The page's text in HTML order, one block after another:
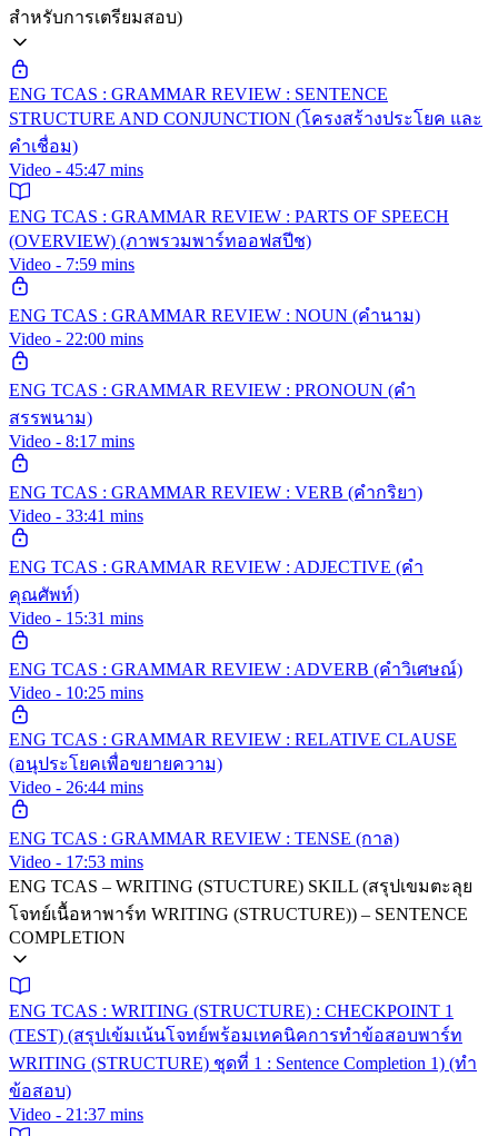
สำหรับการเตรียมสอบ)
ENG TCAS : GRAMMAR REVIEW : SENTENCE
STRUCTURE AND CONJUNCTION (โครงสร้างประโยค และ
คำเชื่อม)
Video - 45:47 mins
ENG TCAS : GRAMMAR REVIEW : PARTS OF SPEECH
(OVERVIEW) (ภาพรวมพาร์ทออฟสปีช)
Video - 7:59 mins
ENG TCAS : GRAMMAR REVIEW : NOUN (คำนาม)
Video - 22:00 mins
ENG TCAS : GRAMMAR REVIEW : PRONOUN (คำ
สรรพนาม)
Video - 8:17 mins
ENG TCAS : GRAMMAR REVIEW : VERB (คำกริยา)
Video - 33:41 mins
ENG TCAS : GRAMMAR REVIEW : ADJECTIVE (คำ
คุณศัพท์)
Video - 15:31 mins
ENG TCAS : GRAMMAR REVIEW : ADVERB (คำวิเศษณ์)
Video - 10:25 mins
ENG TCAS : GRAMMAR REVIEW : RELATIVE CLAUSE
(อนุประโยคเพื่อขยายความ)
Video - 26:44 mins
ENG TCAS : GRAMMAR REVIEW : TENSE (กาล)
Video - 17:53 mins
ENG TCAS – WRITING (STUCTURE) SKILL (สรุปเขมตะลุย
โจทย์เนื้อหาพาร์ท WRITING (STRUCTURE)) – SENTENCE
COMPLETION
ENG TCAS : WRITING (STRUCTURE) : CHECKPOINT 1
(TEST) (สรุปเข้มเน้นโจทย์พร้อมเทคนิคการทำข้อสอบพาร์ท
WRITING (STRUCTURE) ชุดที่ 1 : Sentence Completion 1) (ทำ
ข้อสอบ)
Video - 21:37 mins